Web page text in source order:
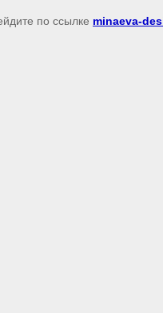
по ссылке minaeva-